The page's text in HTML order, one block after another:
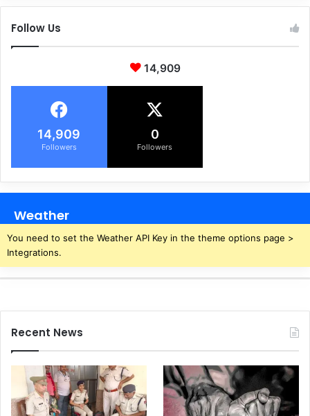
Follow Us
14,909
14,909
Followers
0
Followers
Weather
You need to set the Weather API Key in the theme options page >
Integrations.
Recent News